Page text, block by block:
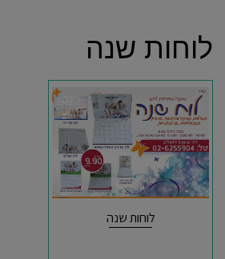
לוחות שנה
לוחות שנה